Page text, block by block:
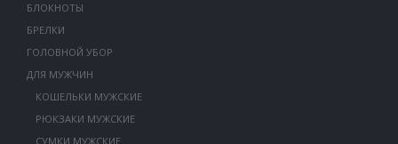
БЛОКНОТЫ
БРЕЛКИ
ГОЛОВНОЙ УБОР
ДЛЯ МУЖЧИН
КОШЕЛЬКИ МУЖСКИЕ
РЮКЗАКИ МУЖСКИЕ
СУМКИ МУЖСКИЕ